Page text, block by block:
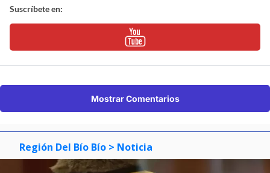
Suscríbete en:
Mostrar Comentarios
Región Del Bío Bío > Noticia